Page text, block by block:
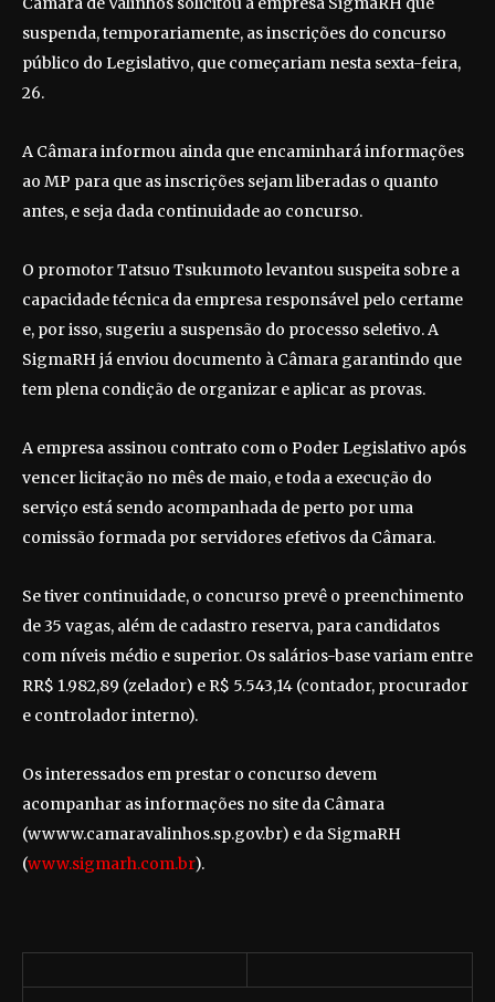
suspenda, temporariamente, as inscrições do concurso
público do Legislativo, que começariam nesta sexta-feira,
26.
A Câmara informou ainda que encaminhará informações
ao MP para que as inscrições sejam liberadas o quanto
antes, e seja dada continuidade ao concurso.
O promotor Tatsuo Tsukumoto levantou suspeita sobre a
capacidade técnica da empresa responsável pelo certame
e, por isso, sugeriu a suspensão do processo seletivo. A
SigmaRH já enviou documento à Câmara garantindo que
tem plena condição de organizar e aplicar as provas.
A empresa assinou contrato com o Poder Legislativo após
vencer licitação no mês de maio, e toda a execução do
serviço está sendo acompanhada de perto por uma
comissão formada por servidores efetivos da Câmara.
Se tiver continuidade, o concurso prevê o preenchimento
de 35 vagas, além de cadastro reserva, para candidatos
com níveis médio e superior. Os salários-base variam entre
RR$ 1.982,89 (zelador) e R$ 5.543,14 (contador, procurador
e controlador interno).
Os interessados em prestar o concurso devem
acompanhar as informações no site da Câmara
(wwww.camaravalinhos.sp.gov.br) e da SigmaRH
(www.sigmarh.com.br).